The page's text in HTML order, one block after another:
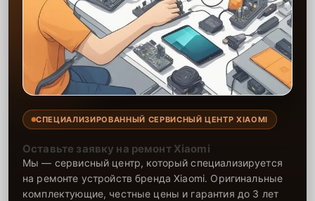
СПЕЦИАЛИЗИРОВАННЫЙ СЕРВИСНЫЙ ЦЕНТР XIAOMI
Оставьте заявку на ремонт Xiaomi
Мы — сервисный центр, который специализируется
на ремонте устройств бренда Xiaomi. Оригинальные
комплектующие, честные цены и гарантия до 3 лет